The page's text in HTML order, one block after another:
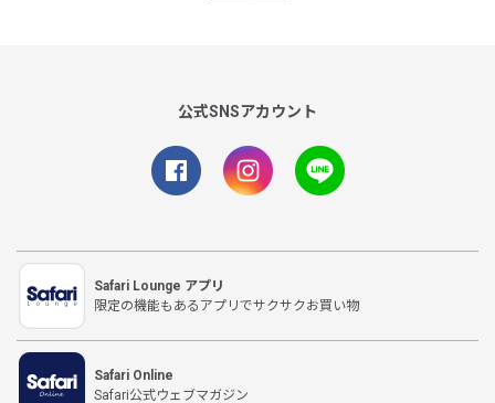
公式SNSアカウント
Safari Lounge アプリ
限定の機能もあるアプリでサクサクお買い物
Safari Online
Safari公式ウェブマガジン